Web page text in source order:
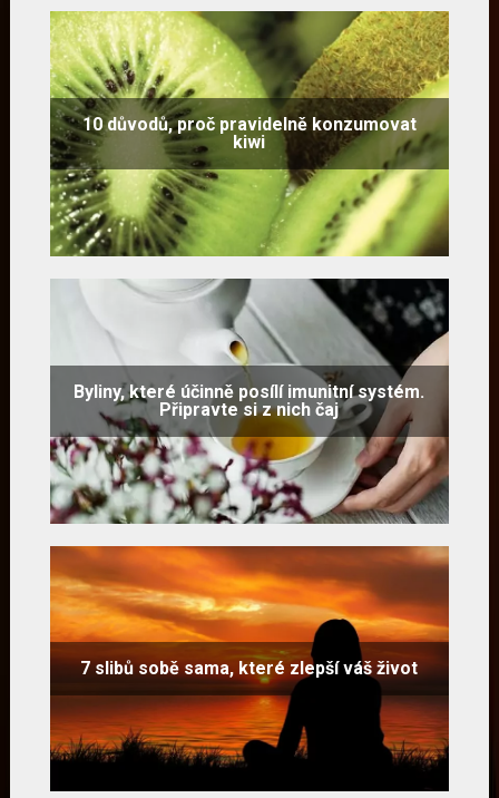
10 důvodů, proč pravidelně konzumovat
kiwi
Byliny, které účinně posílí imunitní systém.
Připravte si z nich čaj
7 slibů sobě sama, které zlepší váš život